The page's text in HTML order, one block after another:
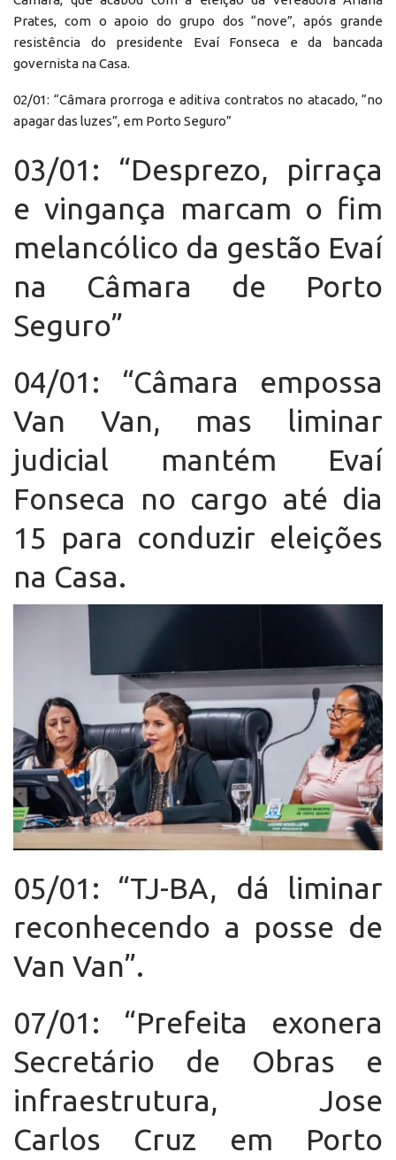
Prates, com o apoio do grupo dos “nove”, após grande
resistência do presidente Evaí Fonseca e da bancada
governista na Casa.
02/01: “Câmara prorroga e aditiva contratos no atacado, “no
apagar das luzes”, em Porto Seguro”
03/01: “Desprezo, pirraça
e vingança marcam o fim
melancólico da gestão Evaí
na Câmara de Porto
Seguro”
04/01: “Câmara empossa
Van Van, mas liminar
judicial mantém Evaí
Fonseca no cargo até dia
15 para conduzir eleições
na Casa.
05/01: “TJ-BA, dá liminar
reconhecendo a posse de
Van Van”.
07/01: “Prefeita exonera
Secretário de Obras e
infraestrutura, Jose
Carlos Cruz em Porto